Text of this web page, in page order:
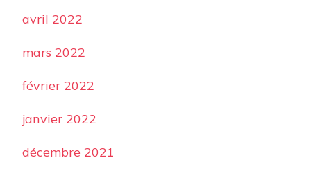
avril 2022
mars 2022
février 2022
janvier 2022
décembre 2021